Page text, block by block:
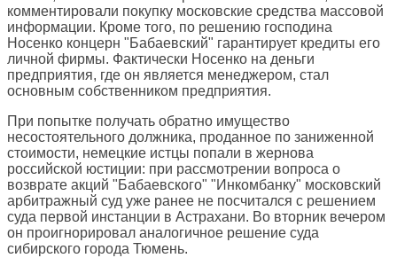
комментировали покупку московские средства массовой
информации. Кроме того, по решению господина
Носенко концерн "Бабаевский" гарантирует кредиты его
личной фирмы. Фактически Носенко на деньги
предприятия, где он является менеджером, стал
основным собственником предприятия.
При попытке получать обратно имущество
несостоятельного должника, проданное по заниженной
стоимости, немецкие истцы попали в жернова
российской юстиции: при рассмотрении вопроса о
возврате акций "Бабаевского" "Инкомбанку" московский
арбитражный суд уже ранее не посчитался с решением
суда первой инстанции в Астрахани. Во вторник вечером
он проигнорировал аналогичное решение суда
сибирского города Тюмень.